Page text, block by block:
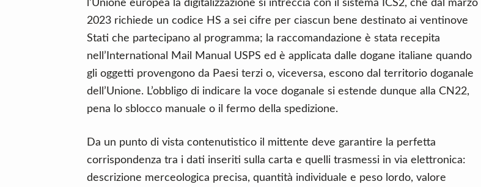
l’Unione europea la digitalizzazione si intreccia con il sistema ICS2, che dal marzo
2023 richiede un codice HS a sei cifre per ciascun bene destinato ai ventinove
Stati che partecipano al programma; la raccomandazione è stata recepita
nell’International Mail Manual USPS ed è applicata dalle dogane italiane quando
gli oggetti provengono da Paesi terzi o, viceversa, escono dal territorio doganale
dell’Unione. L’obbligo di indicare la voce doganale si estende dunque alla CN22,
pena lo sblocco manuale o il fermo della spedizione.
Da un punto di vista contenutistico il mittente deve garantire la perfetta
corrispondenza tra i dati inseriti sulla carta e quelli trasmessi in via elettronica:
descrizione merceologica precisa, quantità individuale e peso lordo, valore